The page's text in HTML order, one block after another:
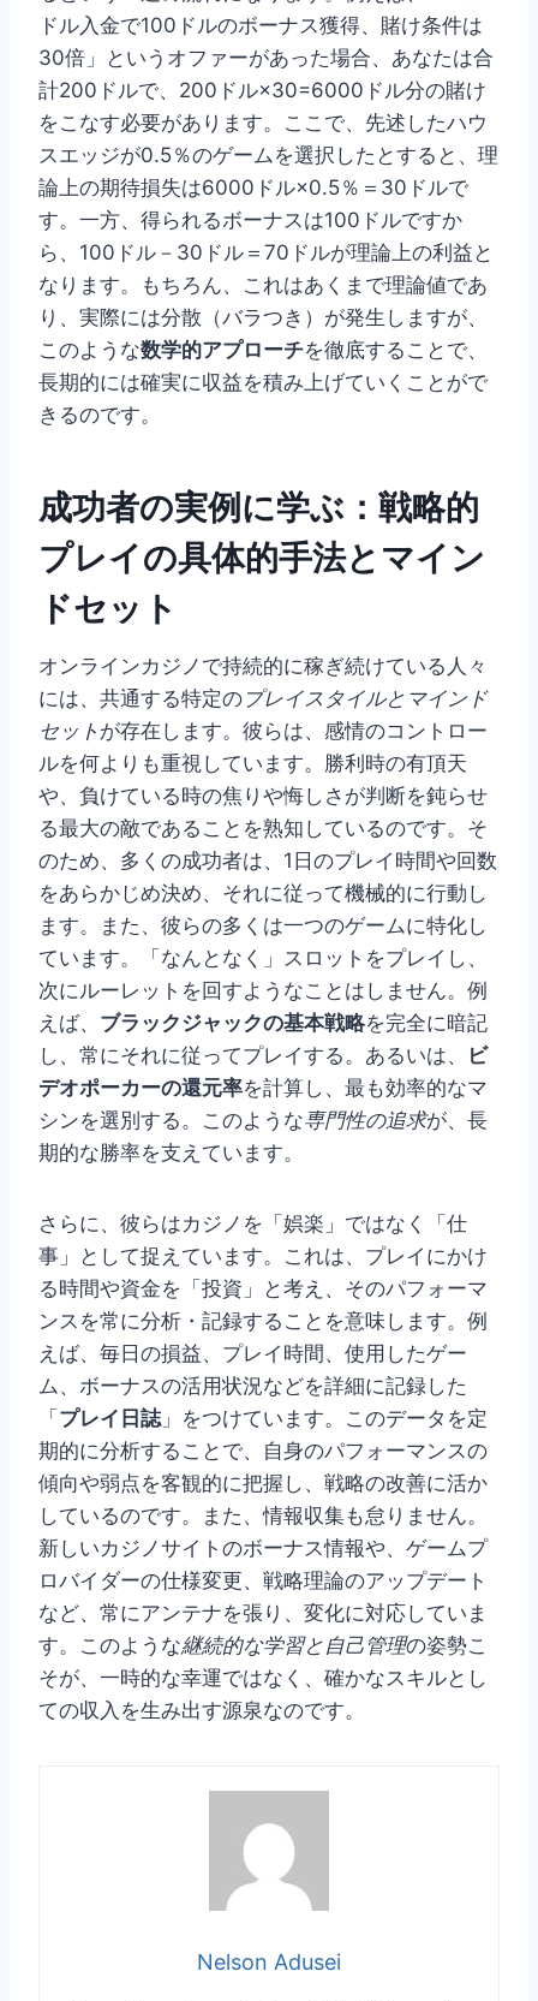
ドル入金で100ドルのボーナス獲得、賭け条件は
30倍」というオファーがあった場合、あなたは合
計200ドルで、200ドル×30=6000ドル分の賭け
をこなす必要があります。ここで、先述したハウ
スエッジが0.5％のゲームを選択したとすると、理
論上の期待損失は6000ドル×0.5％＝30ドルで
す。一方、得られるボーナスは100ドルですか
ら、100ドル－30ドル＝70ドルが理論上の利益と
なります。もちろん、これはあくまで理論値であ
り、実際には分散（バラつき）が発生しますが、
このような数学的アプローチを徹底することで、
長期的には確実に収益を積み上げていくことがで
きるのです。
成功者の実例に学ぶ：戦略的
プレイの具体的手法とマイン
ドセット
オンラインカジノで持続的に稼ぎ続けている人々
には、共通する特定の プレイスタイルとマインド
セット が存在します。彼らは、感情のコントロー
ルを何よりも重視しています。勝利時の有頂天
や、負けている時の焦りや悔しさが判断を鈍らせ
る最大の敵であることを熟知しているのです。そ
のため、多くの成功者は、1日のプレイ時間や回数
をあらかじめ決め、それに従って機械的に行動し
ます。また、彼らの多くは一つのゲームに特化し
ています。「なんとなく」スロットをプレイし、
次にルーレットを回すようなことはしません。例
えば、 ブラックジャックの基本戦略を完全に暗記
し、常にそれに従ってプレイする。あるいは、
ビ
デオポーカーの還元率を計算し、最も効率的なマ
シンを選別する。このような専門性の追求が、長
期的な勝率を支えています。
さらに、彼らはカジノを「娯楽」ではなく「仕
事」として捉えています。これは、プレイにかけ
る時間や資金を「投資」と考え、そのパフォーマ
ンスを常に分析・記録することを意味します。例
えば、毎日の損益、プレイ時間、使用したゲー
ム、ボーナスの活用状況などを詳細に記録した
「プレイ日誌 」をつけています。このデータを定
期的に分析することで、自身のパフォーマンスの
傾向や弱点を客観的に把握し、戦略の改善に活か
しているのです。また、情報収集も怠りません。
新しいカジノサイトのボーナス情報や、ゲームプ
ロバイダーの仕様変更、戦略理論のアップデート
など、常にアンテナを張り、変化に対応していま
す。このような継続的な学習と自己管理の姿勢こ
そが、一時的な幸運ではなく、確かなスキルとし
ての収入を生み出す源泉なのです。
Nelson Adusei